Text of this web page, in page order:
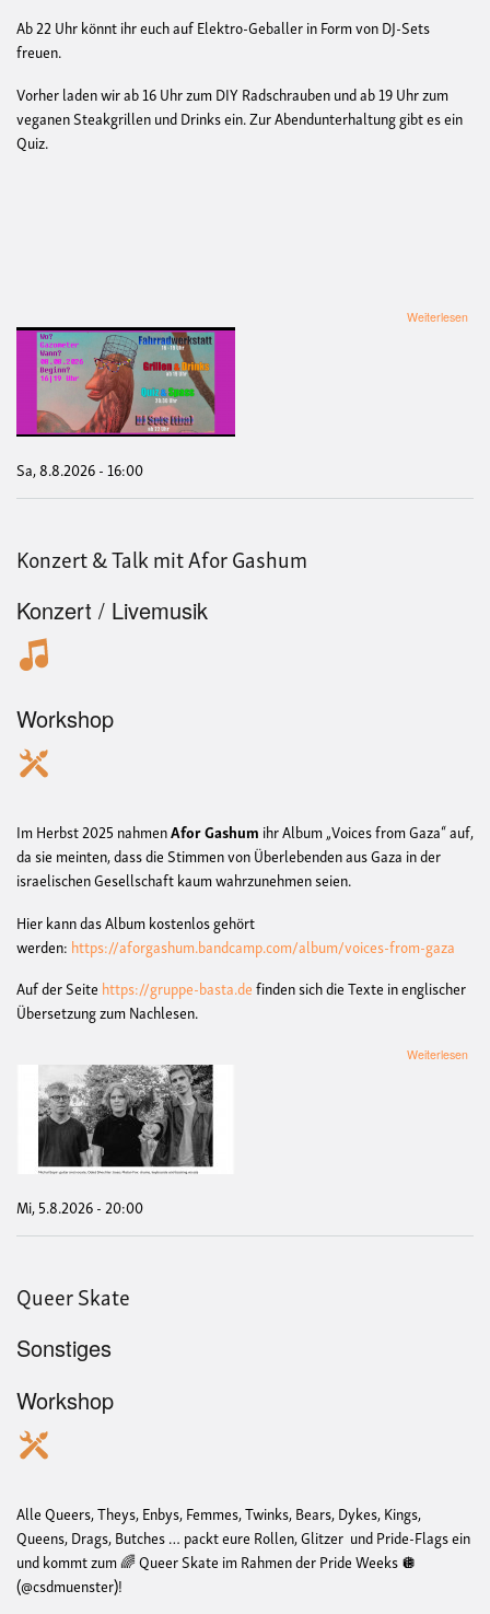
Ab 22 Uhr könnt ihr euch auf Elektro-Geballer in Form von DJ-Sets
freuen.
Vorher laden wir ab 16 Uhr zum DIY Radschrauben und ab 19 Uhr zum
veganen Steakgrillen und Drinks ein. Zur Abendunterhaltung gibt es ein
Quiz.
Weiterlesen
Sa, 8.8.2026 - 16:00
Konzert & Talk mit Afor Gashum
Konzert / Livemusik
Workshop
Im Herbst 2025 nahmenAfor Gashum ihr Album „Voices from Gaza“ auf,
da sie meinten, dass die Stimmen von Überlebenden aus Gaza in der
israelischen Gesellschaft kaum wahrzunehmen seien.
Hier kann das Album kostenlos gehört
werden: https://aforgashum.bandcamp.com/album/voices-from-gaza
Auf der Seite https://gruppe-basta.definden sich die Texte in englischer
Übersetzung zum Nachlesen.
Weiterlesen
Mi, 5.8.2026 - 20:00
Queer Skate
Sonstiges
Workshop
Alle Queers, Theys, Enbys, Femmes, Twinks, Bears, Dykes, Kings,
Queens, Drags, Butches … packt eure Rollen, Glitzer und Pride-Flags ein
und kommt zum 🌈 Queer Skate im Rahmen der Pride Weeks 🪩
(@csdmuenster)!